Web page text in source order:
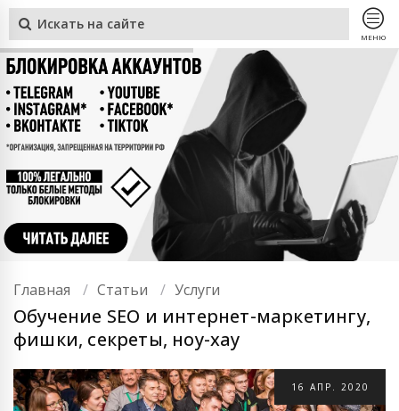
МЕНЮ
Главная Статьи Услуги
Обучение SEO и интернет-маркетингу,
фишки, секреты, ноу-хау
16 АПР. 2020